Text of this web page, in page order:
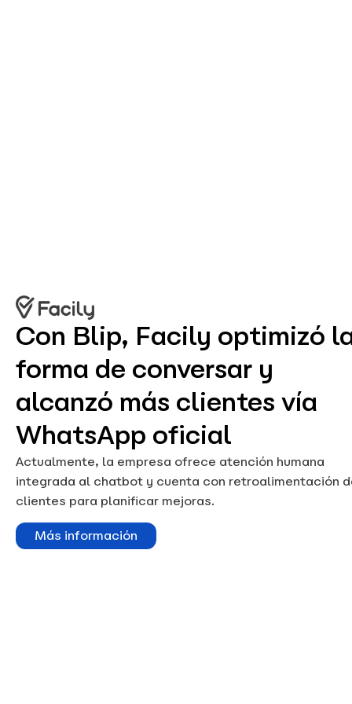
Con Blip, Facily optimizó
forma de conversar y
alcanzó más clientes vía
WhatsApp oficial
Actualmente, la empresa ofrece atención humana
integrada al chatbot y cuenta con retroalimentación
clientes para planificar mejoras.
Más información